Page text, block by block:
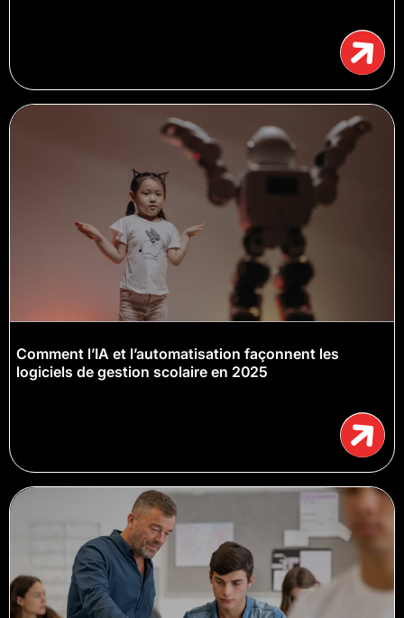
Comment l’IA et l’automatisation façonnent les
logiciels de gestion scolaire en 2025